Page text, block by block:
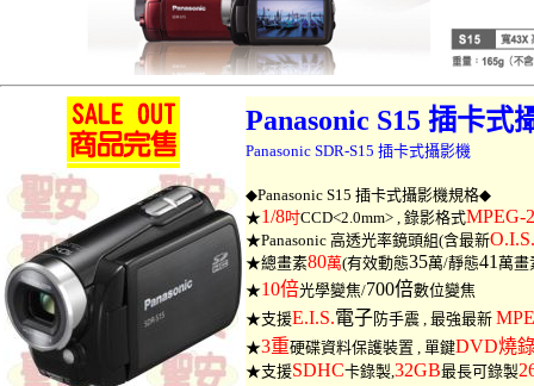
Panasonic S15 插卡式
Panasonic SDR-S15 插卡式攝影機
◆Panasonic S15 插卡式攝影機規格◆
★1/8吋CCD<2.0mm> , 錄影格式MPEG-2
★Panasonic 高透光率鏡頭組(含最新O.I.S.
★總畫素80萬(有效動態35萬/靜態41 萬畫
★10倍光學變焦/700倍數位變焦
★支援E.I.S.電子防手震 , 最強最新
★3重硬碟資料保護裝置 , 單鍵DVD燒
★支援SDHC卡錄製,32GB最長可錄製